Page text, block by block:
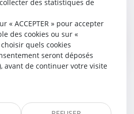
: le coup de
de
des statistiques de
« ACCEPTER » pour accepter
des cookies ou sur «
choisir quels cookies
seront déposés
avant de continuer votre visite